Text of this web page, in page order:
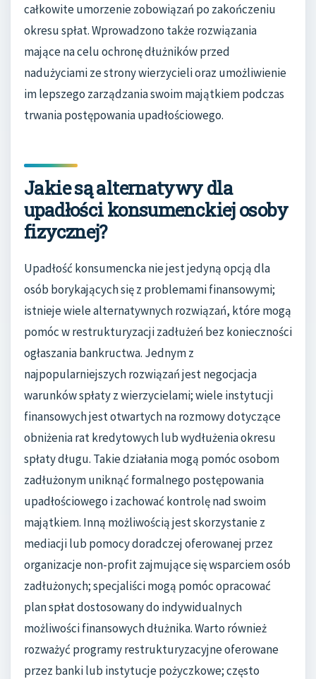
całkowite umorzenie zobowiązań po zakończeniu
okresu spłat. Wprowadzono także rozwiązania
mające na celu ochronę dłużników przed
nadużyciami ze strony wierzycieli oraz umożliwienie
im lepszego zarządzania swoim majątkiem podczas
trwania postępowania upadłościowego.
Jakie są alternatywy dla
upadłości konsumenckiej osoby
fizycznej?
Upadłość konsumencka nie jest jedyną opcją dla
osób borykających się z problemami finansowymi;
istnieje wiele alternatywnych rozwiązań, które mogą
pomóc w restrukturyzacji zadłużeń bez konieczności
ogłaszania bankructwa. Jednym z
najpopularniejszych rozwiązań jest negocjacja
warunków spłaty z wierzycielami; wiele instytucji
finansowych jest otwartych na rozmowy dotyczące
obniżenia rat kredytowych lub wydłużenia okresu
spłaty długu. Takie działania mogą pomóc osobom
zadłużonym uniknąć formalnego postępowania
upadłościowego i zachować kontrolę nad swoim
majątkiem. Inną możliwością jest skorzystanie z
mediacji lub pomocy doradczej oferowanej przez
organizacje non-profit zajmujące się wsparciem osób
zadłużonych; specjaliści mogą pomóc opracować
plan spłat dostosowany do indywidualnych
możliwości finansowych dłużnika. Warto również
rozważyć programy restrukturyzacyjne oferowane
przez banki lub instytucje pożyczkowe; często